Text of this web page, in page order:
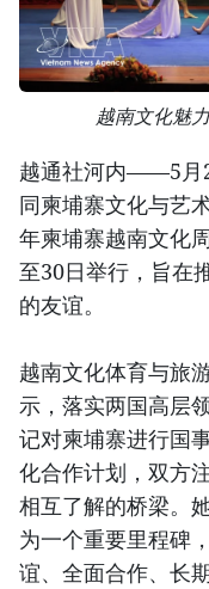
越南文化魅
越通社河内——5月
同柬埔寨文化与艺
年柬埔寨越南文化
至30日举行，旨在
的友谊。
越南文化体育与旅
示，落实两国高层
记对柬埔寨进行国
化合作计划，双方
相互了解的桥梁。
为一个重要里程碑
谊、全面合作、长